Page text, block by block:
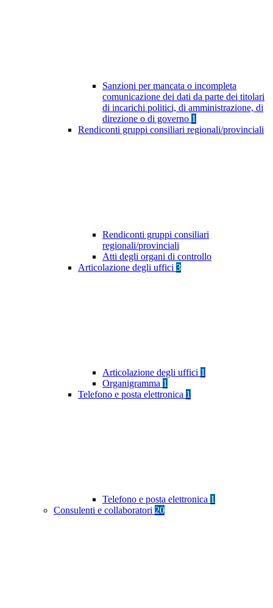
Sanzioni per mancata o incompleta
comunicazione dei dati da parte dei titolari
di incarichi politici, di amministrazione, di
direzione o di governo 1
Rendiconti gruppi consiliari regionali/provinciali
Rendiconti gruppi consiliari
regionali/provinciali
Atti degli organi di controllo
Articolazione degli uffici 3
Articolazione degli uffici 1
Organigramma 1
Telefono e posta elettronica 1
Telefono e posta elettronica 1
Consulenti e collaboratori 20